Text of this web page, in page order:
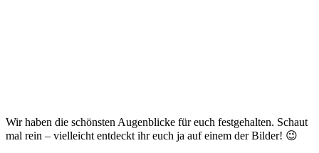
Wir haben die schönsten Augenblicke für euch festgehalten. Schaut
mal rein – vielleicht entdeckt ihr euch ja auf einem der Bilder! 😉